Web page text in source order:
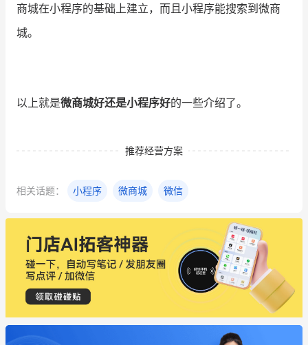
商城在小程序的基础上建立，而且小程序能搜索到微商
城。
以上就是微商城好还是小程序好的一些介绍了。
推荐经营方案
相关话题： 小程序 微商城 微信